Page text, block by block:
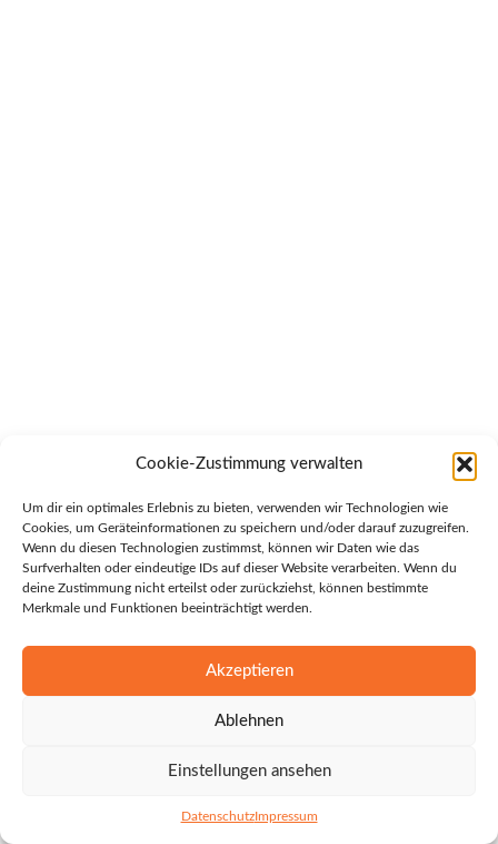
Cookie-Zustimmung verwalten
Um dir ein optimales Erlebnis zu bieten, verwenden wir Technologien wie
Cookies, um Geräteinformationen zu speichern und/oder darauf zuzugreifen.
Wenn du diesen Technologien zustimmst, können wir Daten wie das
Surfverhalten oder eindeutige IDs auf dieser Website verarbeiten. Wenn du
deine Zustimmung nicht erteilst oder zurückziehst, können bestimmte
Merkmale und Funktionen beeinträchtigt werden.
Akzeptieren
Ablehnen
Einstellungen ansehen
DatenschutzImpressum